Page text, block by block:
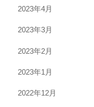
2023年4月
2023年3月
2023年2月
2023年1月
2022年12月